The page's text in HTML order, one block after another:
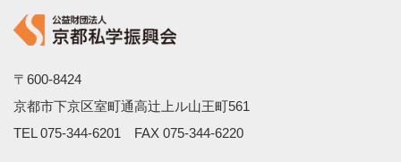
〒600-8424
京都市下京区室町通高辻上ル山王町561
TEL 075-344-6201 FAX 075-344-6220